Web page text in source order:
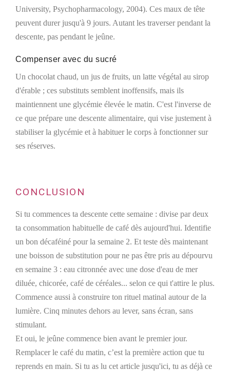
University, Psychopharmacology, 2004). Ces maux de tête
peuvent durer jusqu'à 9 jours. Autant les traverser pendant la
descente, pas pendant le jeûne.
Compenser avec du sucré
Un chocolat chaud, un jus de fruits, un latte végétal au sirop
d'érable ; ces substituts semblent inoffensifs, mais ils
maintiennent une glycémie élevée le matin. C'est l'inverse de
ce que prépare une descente alimentaire, qui vise justement à
stabiliser la glycémie et à habituer le corps à fonctionner sur
ses réserves.
CONCLUSION
Si tu commences ta descente cette semaine : divise par deux
ta consommation habituelle de café dès aujourd'hui. Identifie
un bon décaféiné pour la semaine 2. Et teste dès maintenant
une boisson de substitution pour ne pas être pris au dépourvu
en semaine 3 : eau citronnée avec une dose d'eau de mer
diluée, chicorée, café de céréales... selon ce qui t'attire le plus.
Commence aussi à construire ton rituel matinal autour de la
lumière. Cinq minutes dehors au lever, sans écran, sans
stimulant.
Et oui, le jeûne commence bien avant le premier jour.
Remplacer le café du matin, c’est la première action que tu
reprends en main. Si tu as lu cet article jusqu'ici, tu as déjà ce